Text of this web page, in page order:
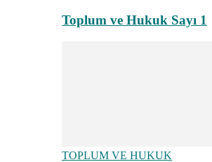
Toplum ve Hukuk Sayı 1
TOPLUM VE HUKUK